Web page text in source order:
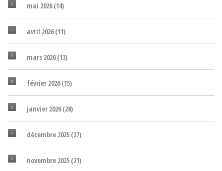
mai 2026(14)
avril 2026(11)
mars 2026(13)
février 2026(15)
janvier 2026(28)
décembre 2025 (27)
novembre 2025 (21)